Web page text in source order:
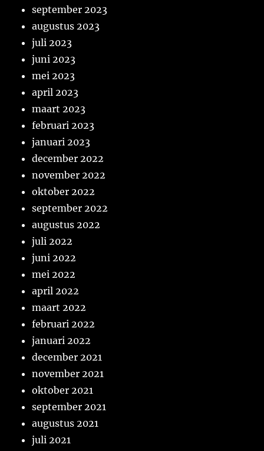
september 2023
augustus 2023
juli 2023
juni 2023
mei 2023
april 2023
maart 2023
februari 2023
januari 2023
december 2022
november 2022
oktober 2022
september 2022
augustus 2022
juli 2022
juni 2022
mei 2022
april 2022
maart 2022
februari 2022
januari 2022
december 2021
november 2021
oktober 2021
september 2021
augustus 2021
juli 2021